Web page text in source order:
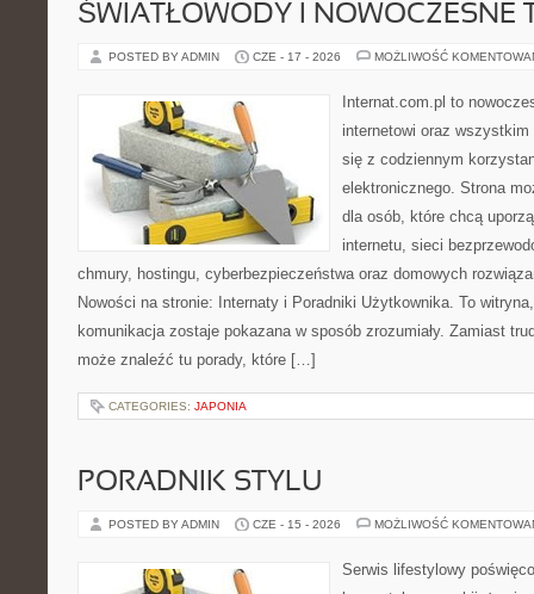
ŚWIATŁOWODY I NOWOCZESNE
POSTED BY ADMIN CZE - 17 - 2026 MOŻLIWOŚĆ
Internat.com.pl to
internetowi oraz
się z codziennym
elektronicznego. Strona
dla osób, które chcą
internetu, sieci
chmury, hostingu, cyberbezpieczeństwa oraz domowych
Nowości na stronie: Internaty i Poradniki Użytkownika. To
komunikacja zostaje pokazana w sposób zrozumiały. Zamiast
może znaleźć tu porady, które […]
CATEGORIES: JAPONIA
PORADNIK STYLU
POSTED BY ADMIN CZE - 15 - 2026 MOŻLIWOŚĆ
Serwis lifestylowy